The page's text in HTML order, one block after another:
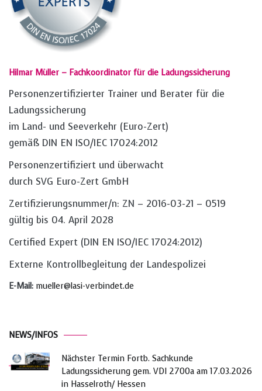
Hilmar Müller – Fachkoordinator für die Ladungssicherung
Personenzertifizierter Trainer und Berater für die
Ladungssicherung
im Land- und Seeverkehr (Euro-Zert)
gemäß DIN EN ISO/IEC 17024:2012
Personenzertifiziert und überwacht
durch SVG Euro-Zert GmbH
Zertifizierungsnummer/n: ZN – 2016-03-21 – 0519
gültig bis 04. April 2028
Certified Expert (DIN EN ISO/IEC 17024:2012)
Externe Kontrollbegleitung der Landespolizei
E-Mail: mueller@lasi-verbindet.de
NEWS/INFOS
Nächster Termin Fortb. Sachkunde
Ladungssicherung gem. VDI 2700a am 17.03.2026
in Hasselroth/ Hessen